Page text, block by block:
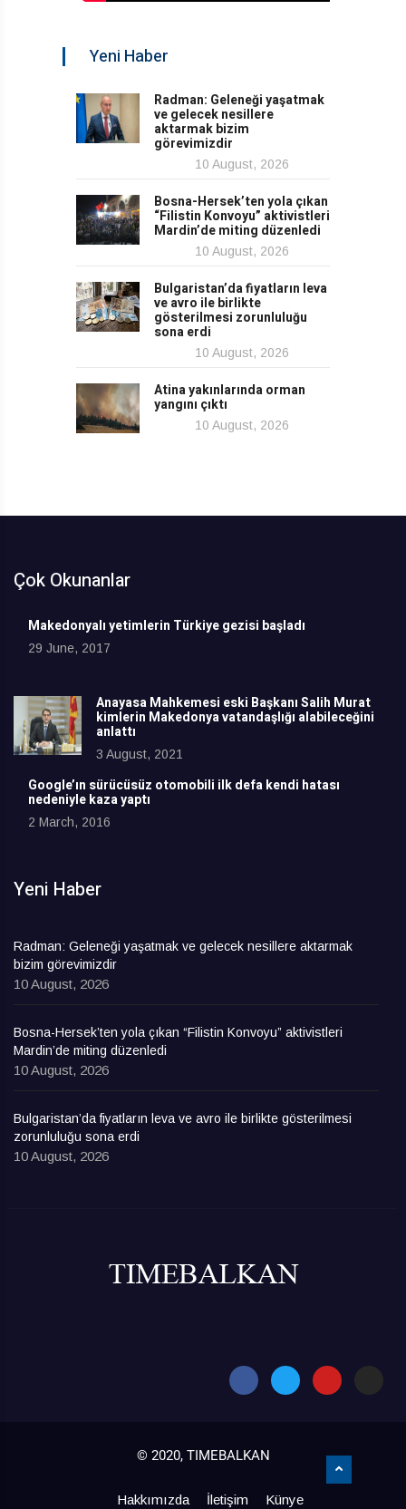
Yeni Haber
Radman: Geleneği yaşatmak
ve gelecek nesillere
aktarmak bizim
görevimizdir
10 August, 2026
Bosna-Hersek’ten yola çıkan
“Filistin Konvoyu” aktivistleri
Mardin’de miting düzenledi
10 August, 2026
Bulgaristan’da fiyatların leva
ve avro ile birlikte
gösterilmesi zorunluluğu
sona erdi
10 August, 2026
Atina yakınlarında orman
yangını çıktı
10 August, 2026
Çok Okunanlar
Makedonyalı yetimlerin Türkiye gezisi başladı
29 June, 2017
Anayasa Mahkemesi eski Başkanı Salih Murat
kimlerin Makedonya vatandaşlığı alabileceğini
anlattı
3 August, 2021
Google’ın sürücüsüz otomobili ilk defa kendi hatası
nedeniyle kaza yaptı
2 March, 2016
Yeni Haber
Radman: Geleneği yaşatmak ve gelecek nesillere aktarmak
bizim görevimizdir
10 August, 2026
Bosna-Hersek’ten yola çıkan “Filistin Konvoyu” aktivistleri
Mardin’de miting düzenledi
10 August, 2026
Bulgaristan’da fiyatların leva ve avro ile birlikte gösterilmesi
zorunluluğu sona erdi
10 August, 2026
© 2020, TIMEBALKAN
Hakkımızda İletişim Künye